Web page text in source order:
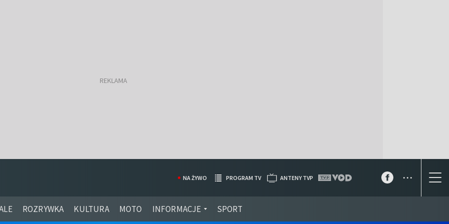
ROZRYWKA KULTURA MOTO INFORMACJE SPORT
NA ŻYWO PROGRAM TV ANTENY TVP ...